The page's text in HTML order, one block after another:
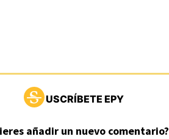
USCRÍBETE EPY
añadir un nuevo comentario?